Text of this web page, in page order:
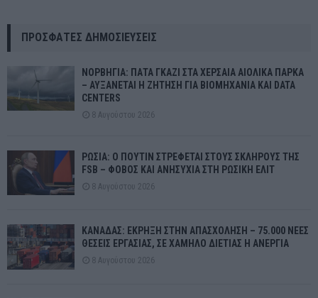
ΠΡΌΣΦΑΤΕΣ ΔΗΜΟΣΙΕΎΣΕΙΣ
ΝΟΡΒΗΓΙΑ: ΠΑΤΑ ΓΚΑΖΙ ΣΤΑ ΧΕΡΣΑΙΑ ΑΙΟΛΙΚΑ ΠΑΡΚΑ
– ΑΥΞΑΝΕΤΑΙ Η ΖΗΤΗΣΗ ΓΙΑ ΒΙΟΜΗΧΑΝΙΑ ΚΑΙ DATA
CENTERS
8 Αυγούστου 2026
ΡΩΣΙΑ: Ο ΠΟΥΤΙΝ ΣΤΡΕΦΕΤΑΙ ΣΤΟΥΣ ΣΚΛΗΡΟΥΣ ΤΗΣ
FSB – ΦΟΒΟΣ ΚΑΙ ΑΝΗΣΥΧΙΑ ΣΤΗ ΡΩΣΙΚΗ ΕΛΙΤ
8 Αυγούστου 2026
ΚΑΝΑΔΑΣ: ΕΚΡΗΞΗ ΣΤΗΝ ΑΠΑΣΧΟΛΗΣΗ – 75.000 ΝΕΕΣ
ΘΕΣΕΙΣ ΕΡΓΑΣΙΑΣ, ΣΕ ΧΑΜΗΛΟ ΔΙΕΤΙΑΣ Η ΑΝΕΡΓΙΑ
8 Αυγούστου 2026